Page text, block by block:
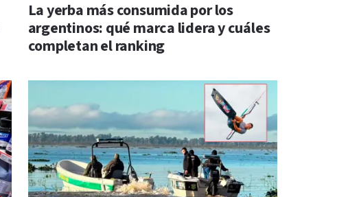
La yerba más consumida por los
argentinos: qué marca lidera y cuáles
completan el ranking